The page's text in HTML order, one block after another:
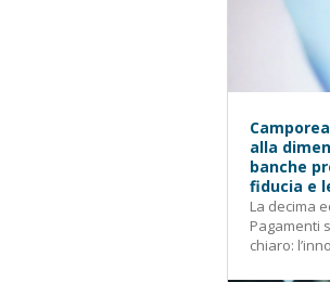
alla
banche
fiducia e
La decima
Pagamenti
chiaro: